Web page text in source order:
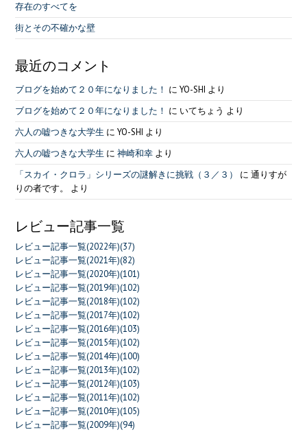
存在のすべてを
街とその不確かな壁
最近のコメント
ブログを始めて２０年になりました！ にYO-SHI より
ブログを始めて２０年になりました！ に いてちょう より
六人の嘘つきな大学生 にYO-SHI より
六人の嘘つきな大学生 に神崎和幸 より
「スカイ・クロラ」シリーズの謎解きに挑戦（３／３）
に通りすが
りの者です。
より
レビュー記事一覧
レビュー記事一覧(2022年)(37)
レビュー記事一覧(2021年)(82)
レビュー記事一覧(2020年)(101)
レビュー記事一覧(2019年)(102)
レビュー記事一覧(2018年)(102)
レビュー記事一覧(2017年)(102)
レビュー記事一覧(2016年)(103)
レビュー記事一覧(2015年)(102)
レビュー記事一覧(2014年)(100)
レビュー記事一覧(2013年)(102)
レビュー記事一覧(2012年)(103)
レビュー記事一覧(2011年)(102)
レビュー記事一覧(2010年)(105)
レビュー記事一覧(2009年)(94)